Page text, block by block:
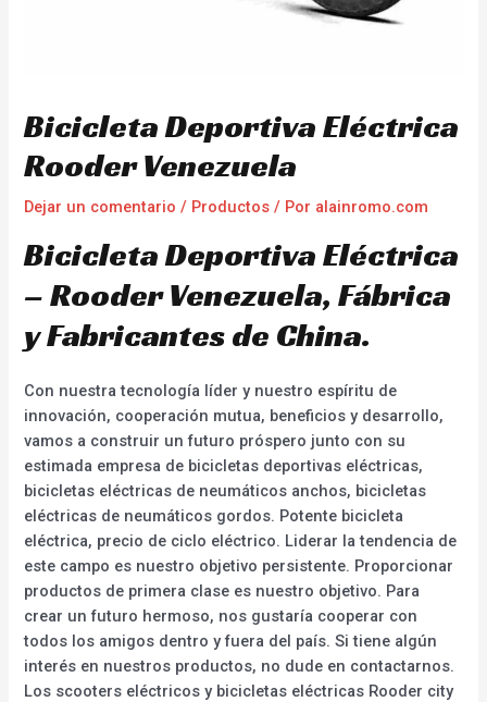
Bicicleta Deportiva Eléctrica
Rooder Venezuela
Dejar un comentario / Productos / Por alainromo.com
Bicicleta Deportiva Eléctrica
– Rooder Venezuela, Fábrica
y Fabricantes de China.
Con nuestra tecnología líder y nuestro espíritu de
innovación, cooperación mutua, beneficios y desarrollo,
vamos a construir un futuro próspero junto con su
estimada empresa de bicicletas deportivas eléctricas,
bicicletas eléctricas de neumáticos anchos, bicicletas
eléctricas de neumáticos gordos. Potente bicicleta
eléctrica, precio de ciclo eléctrico. Liderar la tendencia de
este campo es nuestro objetivo persistente. Proporcionar
productos de primera clase es nuestro objetivo. Para
crear un futuro hermoso, nos gustaría cooperar con
todos los amigos dentro y fuera del país. Si tiene algún
interés en nuestros productos, no dude en contactarnos.
Los scooters eléctricos y bicicletas eléctricas Rooder city